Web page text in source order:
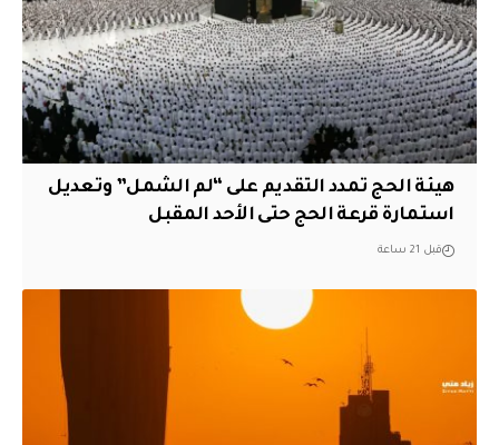
هيئة الحج تمدد التقديم على “لم الشمل” وتعديل
استمارة قرعة الحج حتى الأحد المقبل
قبل 21 ساعة